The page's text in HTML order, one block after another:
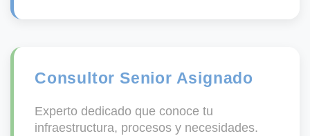
Consultor Senior Asignado
Experto dedicado que conoce tu
infraestructura, procesos y necesidades.